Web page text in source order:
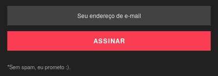
*Sem spam, eu prometo :).